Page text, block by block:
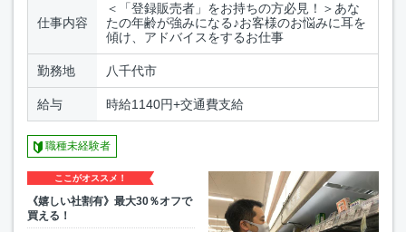
仕事内容
＜「登録販売者」をお持ちの方必見！＞あな
たの年齢が強みになる♪お客様のお悩みに耳を
傾け、アドバイスをするお仕事
勤務地 八千代市
給与 時給1140円+交通費支給
職種未経験者
ここがオススメ！
《嬉しい社割有》最大30％オフで
買える！